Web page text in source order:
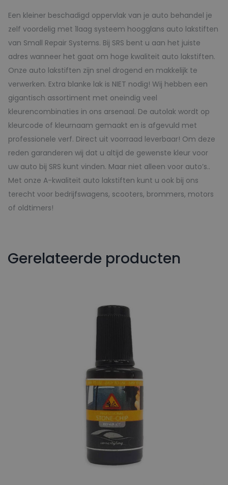
Een kleiner beschadigd oppervlak van je auto behandel je
zelf voordelig met 1laag systeem hoogglans auto lakstiften
van Small Repair Systems. Bij SRS bent u aan het juiste
adres wanneer het gaat om hoge kwaliteit auto lakstiften.
Onze auto lakstiften zijn snel drogend en makkelijk te
verwerken. Extra blanke lak is NIET nodig! Wij hebben een
gigantisch assortiment met oneindig veel
kleurencombinaties in ons arsenaal. De autolak wordt op
kleurcode of kleurnaam gemaakt en is afgevuld met
professionele verf. Direct uit voorraad leverbaar! Om deze
reden garanderen wij dat u altijd de gewenste kleur voor
uw auto bij SRS kunt vinden. Maar niet alleen voor auto’s..
Met onze A-kwaliteit auto lakstiften kunt u ook bij ons
terecht voor bedrijfswagens, scooters, brommers, motors
of oldtimers!
Gerelateerde producten